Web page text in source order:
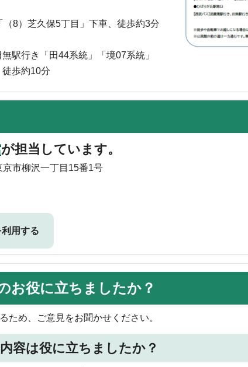
（8）芝久保5丁目」下車、徒歩約3分
駅行き「田44系統」「境07系統」
徒歩約10分
が担当しています。
市柳沢一丁目15番1号
用する
お役に立ちましたか？
ため、ご意見をお聞かせください。
容は役に立ちましたか？